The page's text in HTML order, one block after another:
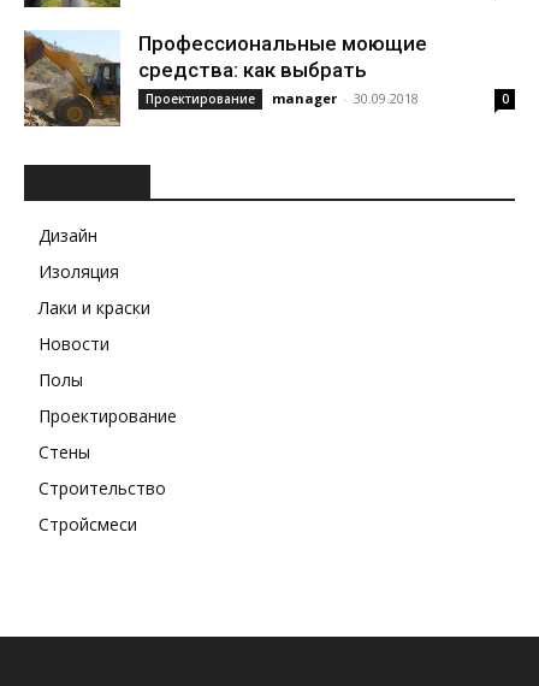
Профессиональные моющие
средства: как выбрать
Проектирование manager - 30.09.2018 0
Дизайн
Изоляция
Лаки и краски
Новости
Полы
Проектирование
Стены
Строительство
Стройсмеси